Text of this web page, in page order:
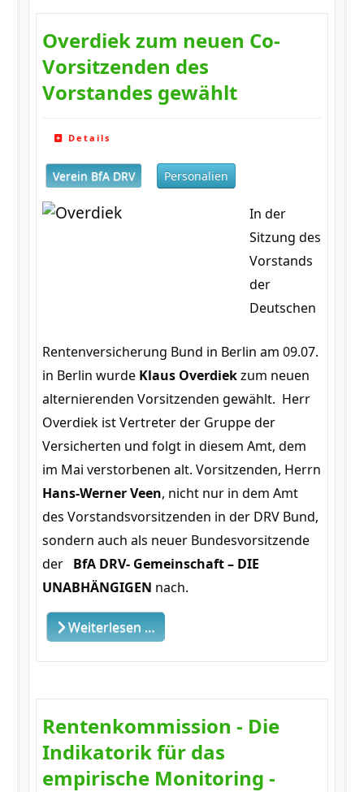
Overdiek zum neuen Co-
Vorsitzenden des
Vorstandes gewählt
Details
Verein BfA DRV Personalien
In der
Sitzung des
Vorstands
der
Deutschen
Rentenversicherung Bund in Berlin am 09.07.
in Berlin wurde Klaus Overdiekzum neuen
alternierenden Vorsitzenden gewählt. Herr
Overdiek ist Vertreter der Gruppe der
Versicherten und folgt in diesem Amt, dem
im Mai verstorbenen alt. Vorsitzenden, Herrn
Hans-Werner Veen, nicht nur in dem Amt
des Vorstandsvorsitzenden in der DRV Bund,
sondern auch als neuer Bundesvorsitzende
der BfA DRV- Gemeinschaft – DIE
UNABHÄNGIGEN nach.
Weiterlesen …
Rentenkommission - Die
Indikatorik für das
empirische Monitoring -